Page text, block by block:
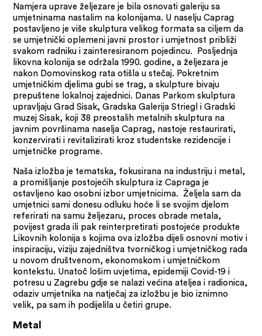
Namjera uprave željezare je bila osnovati galeriju sa
umjetninama nastalim na kolonijama. U naselju Caprag
postavljeno je više skulptura velikog formata sa ciljem da
se umjetnički oplemeni javni prostor i umjetnost približi
svakom radniku i zainteresiranom pojedincu. Posljednja
likovna kolonija se održala 1990. godine, a željezara je
nakon Domovinskog rata otišla u stečaj. Pokretnim
umjetničkim djelima gubi se trag, a skulpture bivaju
prepuštene lokalnoj zajednici. Danas Parkom skulptura
upravljaju Grad Sisak, Gradska Galerija Striegl i Gradski
muzej Sisak, koji 38 preostalih metalnih skulptura na
javnim površinama naselja Caprag, nastoje restaurirati,
konzervirati i revitalizirati kroz studentske rezidencije i
umjetničke programe.
Naša izložba je tematska, fokusirana na industriju i metal,
a promišljanje postojećih skulptura iz Capraga je
ostavljeno kao osobni izbor umjetnicima. Željela sam da
umjetnici sami donesu odluku hoće li se svojim djelom
referirati na samu željezaru, proces obrade metala,
povijest grada ili pak reinterpretirati postojeće produkte
Likovnih kolonija s kojima ova izložba dijeli osnovni motiv i
inspiraciju, viziju zajedništva tvorničkog i umjetničkog rada
u novom društvenom, ekonomskom i umjetničkom
kontekstu. Unatoč lošim uvjetima, epidemiji Covid-19 i
potresu u Zagrebu gdje se nalazi većina ateljea i radionica,
odaziv umjetnika na natječaj za izložbu je bio iznimno
velik, pa sam ih podijelila u četiri grupe.
Metal